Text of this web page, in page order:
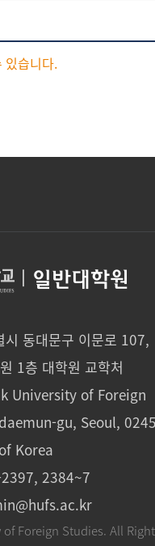
있습니다.
일반대학원
동대문구 이문로 107,
1층 대학원 교학처
University of Foreign
gu, Seoul,
Korea
2384~7
Foreign Studies. All